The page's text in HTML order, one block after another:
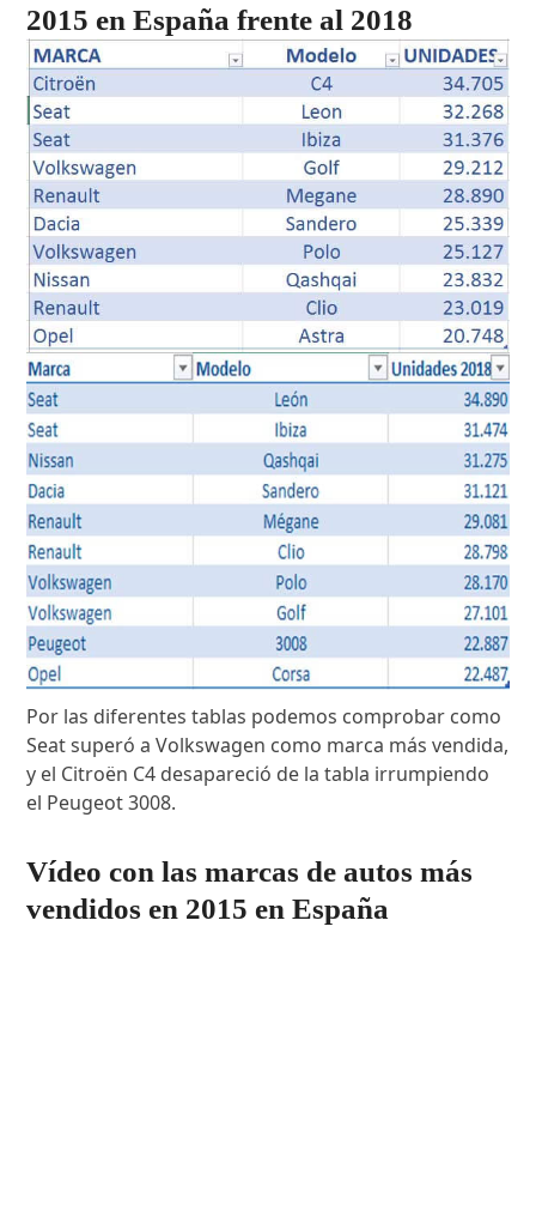
2015 en España frente al 2018
Por las diferentes tablas podemos comprobar como
Seat superó a Volkswagen como marca más vendida,
y el Citroën C4 desapareció de la tabla irrumpiendo
el Peugeot 3008.
Vídeo con las marcas de autos más
vendidos en 2015 en España